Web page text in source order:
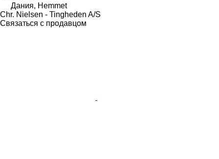
Дания, Hemmet
Chr. Nielsen - Tingheden A/S
Связаться с продавцом